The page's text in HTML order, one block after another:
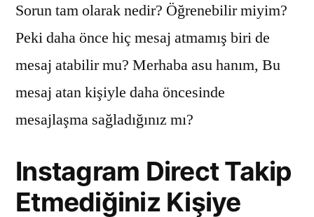
Sorun tam olarak nedir? Öğrenebilir miyim?
Peki daha önce hiç mesaj atmamış biri de
mesaj atabilir mu? Merhaba asu hanım, Bu
mesaj atan kişiyle daha öncesinde
mesajlaşma sağladığınız mı?
Instagram Direct Takip
Etmediğiniz Kişiye